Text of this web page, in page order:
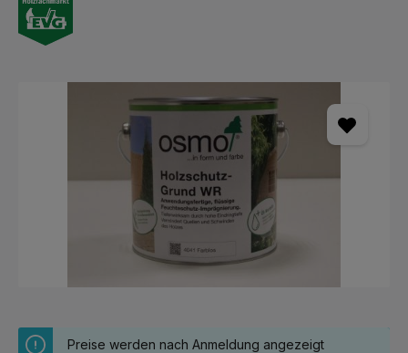
Preise werden nach Anmeldung angezeigt